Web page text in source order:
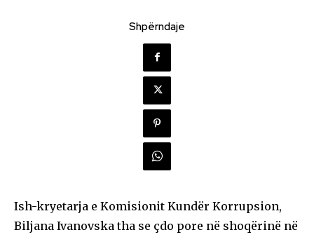
Shpërndaje
Ish-kryetarja e Komisionit Kundër Korrupsion,
Biljana Ivanovska tha se çdo pore në shoqërinë në